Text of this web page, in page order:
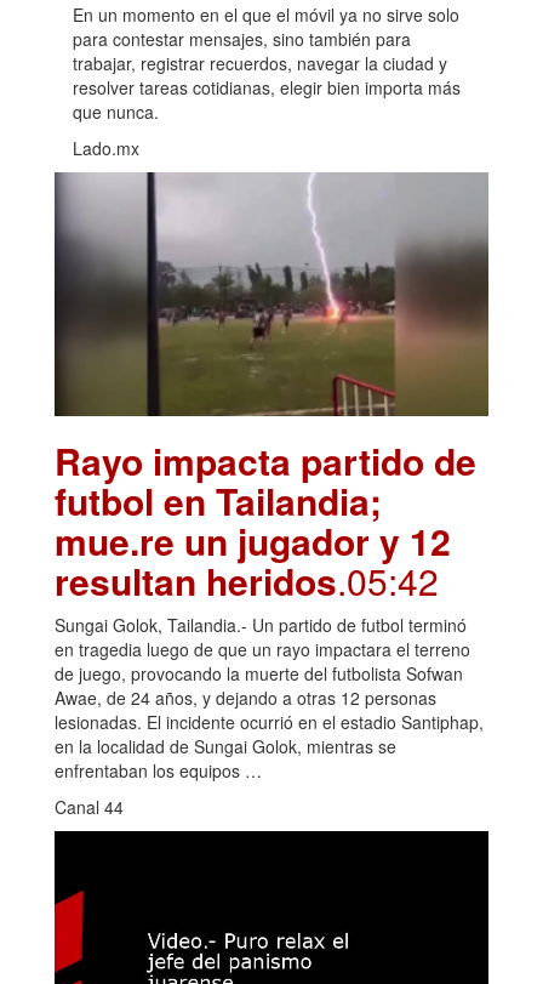
En un momento en el que el móvil ya no sirve solo
para contestar mensajes, sino también para
trabajar, registrar recuerdos, navegar la ciudad y
resolver tareas cotidianas, elegir bien importa más
que nunca.
Lado.mx
Rayo impacta partido de
futbol en Tailandia;
mue.re un jugador y 12
resultan heridos.05:42
Sungai Golok, Tailandia.- Un partido de futbol terminó
en tragedia luego de que un rayo impactara el terreno
de juego, provocando la muerte del futbolista Sofwan
Awae, de 24 años, y dejando a otras 12 personas
lesionadas. El incidente ocurrió en el estadio Santiphap,
en la localidad de Sungai Golok, mientras se
enfrentaban los equipos …
Canal 44